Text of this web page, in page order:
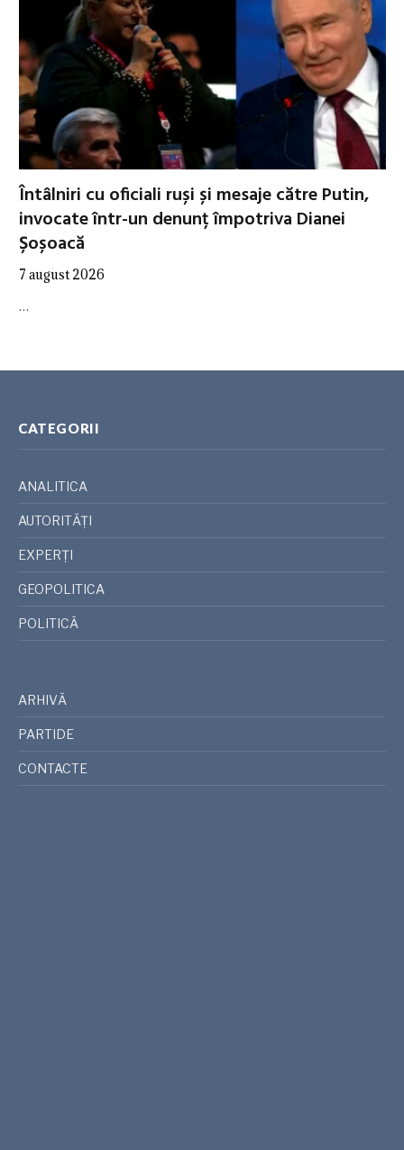
Întâlniri cu oficiali ruși și mesaje către Putin,
invocate într-un denunț împotriva Dianei
Șoșoacă
7 august 2026
…
CATEGORII
ANALITICA
AUTORITĂȚI
EXPERȚI
GEOPOLITICA
POLITICĂ
ARHIVĂ
PARTIDE
CONTACTE